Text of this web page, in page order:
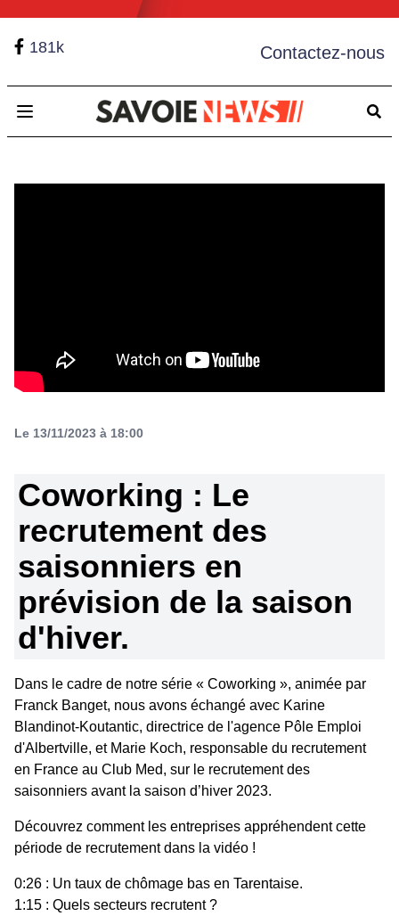
181k Contactez-nous
Open main menu
Le 13/11/2023 à 18:00
Coworking : Le
recrutement des
saisonniers en
prévision de la saison
d'hiver.
Dans le cadre de notre série « Coworking », animée par
Franck Banget, nous avons échangé avec Karine
Blandinot-Koutantic, directrice de l'agence Pôle Emploi
d'Albertville, et Marie Koch, responsable du recrutement
en France au Club Med, sur le recrutement des
saisonniers avant la saison d’hiver 2023.
Découvrez comment les entreprises appréhendent cette
période de recrutement dans la vidéo !
0:26 : Un taux de chômage bas en Tarentaise.
1:15 : Quels secteurs recrutent ?